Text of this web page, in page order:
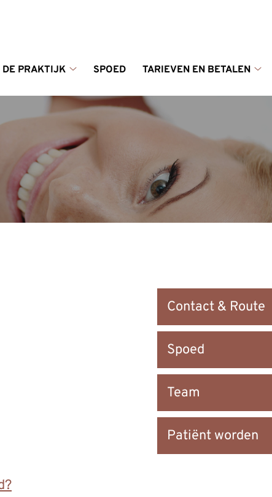
DE PRAKTIJK
praktijk
submenu
SPOED
TARIEVEN EN BETALEN
en
naar
Contact & Route
Spoed
Team
Patiënt worden